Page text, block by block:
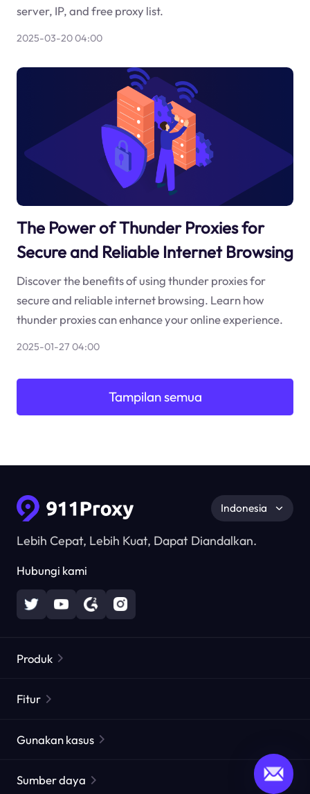
server, IP, and free proxy list.
2025-03-20 04:00
The Power of Thunder Proxies for
Secure and Reliable Internet Browsing
Discover the benefits of using thunder proxies for
secure and reliable internet browsing. Learn how
thunder proxies can enhance your online experience.
2025-01-27 04:00
Tampilan semua
Lebih Cepat, Lebih Kuat, Dapat Diandalkan.
Hubungi kami
Indonesia
Produk
Proxy Perumahan Statis
Fitur
Proxy by ISP
Gunakan kasus
Sumber daya